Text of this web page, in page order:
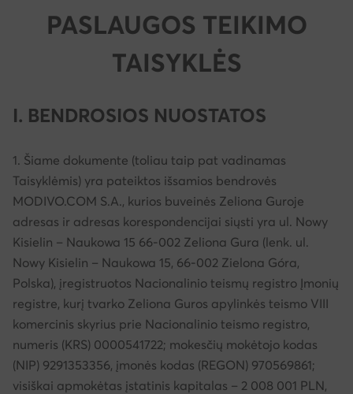
PASLAUGOS TEIKIMO
TAISYKLĖS
I. BENDROSIOS NUOSTATOS
1. Šiame dokumente (toliau taip pat vadinamas
Taisyklėmis) yra pateiktos išsamios bendrovės
MODIVO.COM S.A., kurios buveinės Zeliona Guroje
adresas ir adresas korespondencijai siųsti yra ul. Nowy
Kisielin – Naukowa 15 66-002 Zeliona Gura (lenk. ul.
Nowy Kisielin – Naukowa 15, 66-002 Zielona Góra,
Polska), įregistruotos Nacionalinio teismų registro Įmonių
registre, kurį tvarko Zeliona Guros apylinkės teismo VIII
komercinis skyrius prie Nacionalinio teismo registro,
numeris (KRS) 0000541722; mokesčių mokėtojo kodas
(NIP) 9291353356, įmonės kodas (REGON) 970569861;
visiškai apmokėtas įstatinis kapitalas – 2 008 001 PLN,